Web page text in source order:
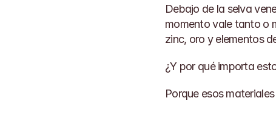
Debajo de la selva
momento vale tanto o
zinc, oro y elementos
¿Y por qué importa
Porque esos